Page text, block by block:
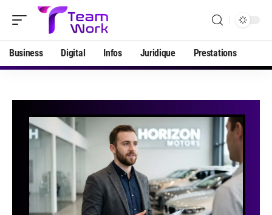
Business Digital Infos Juridique Prestations